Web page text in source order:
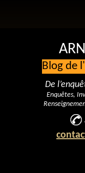
Blog de
De
Enquêtes,